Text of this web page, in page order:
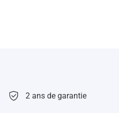
2 ans de garantie